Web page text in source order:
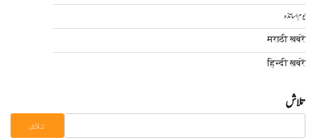
یوم اساتذہ
मराठी खबरें
हिन्दी ख़बरें
تلاش
تلاش